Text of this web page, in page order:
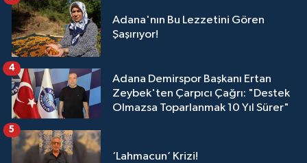
Adana'nın Bu Lezzetini Gören
Şaşırıyor!
Adana Demirspor Başkanı Ertan
Zeybek'ten Çarpıcı Çağrı: "Destek
Olmazsa Toparlanmak 10 Yıl Sürer"
4
‘Lahmacun’ Krizi!
5